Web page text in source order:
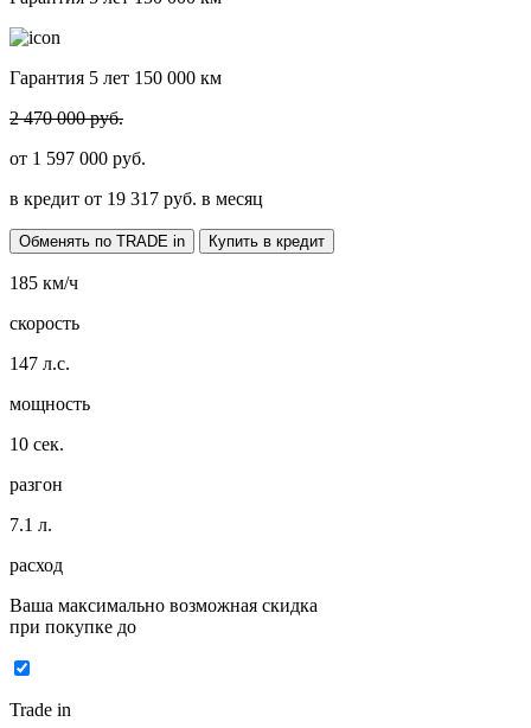
Гарантия 5 лет 150 000 км
2 470 000 руб.
от 1 597 000 руб.
в кредит от 19 317 руб. в месяц
Обменять по TRADE in Купить в кредит
185 км/ч
скорость
147 л.с.
мощность
10 сек.
разгон
7.1 л.
расход
Ваша максимально возможная скидка
при покупке до
Trade in